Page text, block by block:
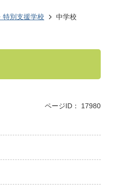
特別支援学校 中学校
ページID： 17980